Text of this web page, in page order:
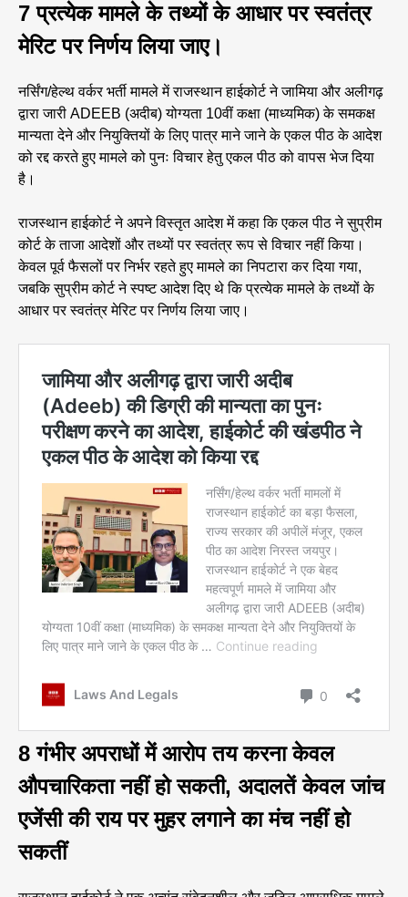
7 प्रत्येक मामले के तथ्यों के आधार पर स्वतंत्र
मेरिट पर निर्णय लिया जाए।
नर्सिंग/हेल्थ वर्कर भर्ती मामले में राजस्थान हाईकोर्ट ने जामिया और अलीगढ़
द्वारा जारी ADEEB (अदीब) योग्यता 10वीं कक्षा (माध्यमिक) के समकक्ष
मान्यता देने और नियुक्तियों के लिए पात्र माने जाने के एकल पीठ के आदेश
को रद्द करते हुए मामले को पुनः विचार हेतु एकल पीठ को वापस भेज दिया
है।
राजस्थान हाईकोर्ट ने अपने विस्तृत आदेश में कहा कि एकल पीठ ने सुप्रीम
कोर्ट के ताजा आदेशों और तथ्यों पर स्वतंत्र रूप से विचार नहीं किया।
केवल पूर्व फैसलों पर निर्भर रहते हुए मामले का निपटारा कर दिया गया,
जबकि सुप्रीम कोर्ट ने स्पष्ट आदेश दिए थे कि प्रत्येक मामले के तथ्यों के
आधार पर स्वतंत्र मेरिट पर निर्णय लिया जाए।
8 गंभीर अपराधों में आरोप तय करना केवल
औपचारिकता नहीं हो सकती, अदालतें केवल जांच
एजेंसी की राय पर मुहर लगाने का मंच नहीं हो
सकतीं